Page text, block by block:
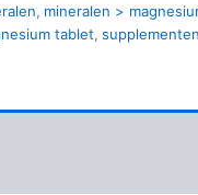
, mineralen >
tablet, supplementen